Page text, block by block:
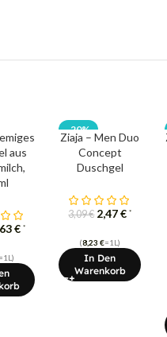
aus
€ *
-20%
Ziaja – Men Duo
Concept
Duschgel
3,09€ 2,47€ *
(8,23€=1L)
In Den
Warenkorb